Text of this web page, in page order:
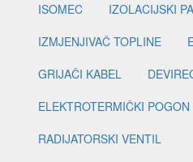
ISOMEC
IZOLACIJSKI
IZMJENJIVAČ TOPLINE
GRIJAČI KABEL
ELEKTROTERMIČKI POGON
RADIJATORSKI VENTIL